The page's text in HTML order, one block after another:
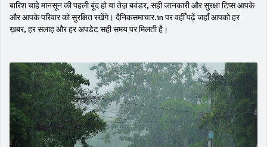
बारिश चाहे मानसून की पहली बूंद हो या तेज़ बवंडर, सही जानकारी और सुरक्षा टिप्स आपके
और आपके परिवार को सुरक्षित रखेंगे। दैनिकसमाचार.in पर वहीँ पढ़ें जहाँ आपको हर
ख़बर, हर सलाह और हर अपडेट सही समय पर मिलती है।